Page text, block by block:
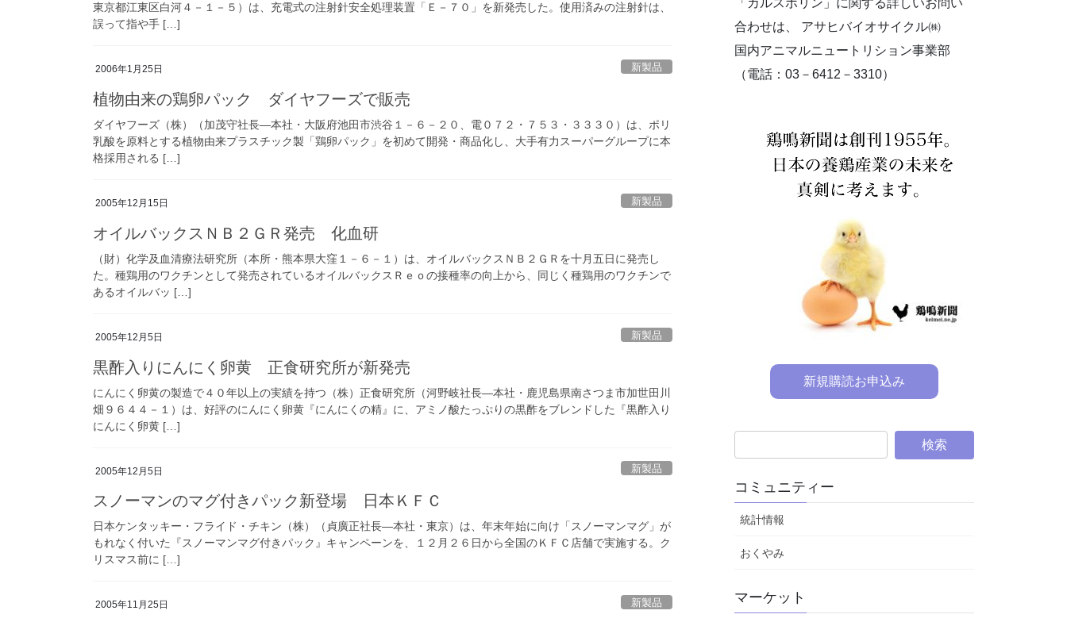
東京都江東区白河４－１－５）は、充電式の注射針安全処理装置「Ｅ－７０」を新発売した。使用済みの注射針は、
誤って指や手 […]
2006年1月25日 新製品
植物由来の鶏卵パック ダイヤフーズで販売
ダイヤフーズ（株）（加茂守社長―本社・大阪府池田市渋谷１－６－２０、電０７２・７５３・３３３０）は、ポリ
乳酸を原料とする植物由来プラスチック製「鶏卵パック」を初めて開発・商品化し、大手有力スーパーグループに本
格採用される […]
2005年12月15日 新製品
オイルバックスＮＢ２ＧＲ発売 化血研
（財）化学及血清療法研究所（本所・熊本県大窪１－６－１）は、オイルバックスＮＢ２ＧＲを十月五日に発売し
た。種鶏用のワクチンとして発売されているオイルバックスＲｅｏの接種率の向上から、同じく種鶏用のワクチンで
あるオイルバッ […]
2005年12月5日 新製品
黒酢入りにんにく卵黄 正食研究所が新発売
にんにく卵黄の製造で４０年以上の実績を持つ（株）正食研究所（河野岐社長―本社・鹿児島県南さつま市加世田川
畑９６４４－１）は、好評のにんにく卵黄『にんにくの精』に、アミノ酸たっぷりの黒酢をブレンドした『黒酢入り
にんにく卵黄 […]
2005年12月5日 新製品
スノーマンのマグ付きパック新登場 日本ＫＦＣ
日本ケンタッキー・フライド・チキン（株）（貞廣正社長―本社・東京）は、年末年始に向け「スノーマンマグ」が
もれなく付いた『スノーマンマグ付きパック』キャンペーンを、１２月２６日から全国のＫＦＣ店舗で実施する。ク
リスマス前に […]
2005年11月25日 新製品
合わせは、 アサヒバイオサイクル㈱
国内アニマルニュートリション事業部
（電話：03－6412－3310）
新規購読お申込み
コミュニティー
統計情報
おくやみ
マーケット